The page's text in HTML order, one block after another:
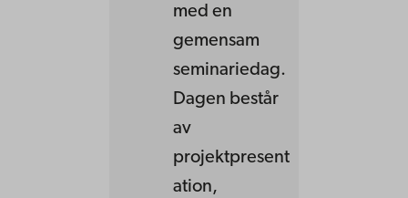
med en
gemensam
seminariedag.
Dagen består
av
projektpresent
ation,